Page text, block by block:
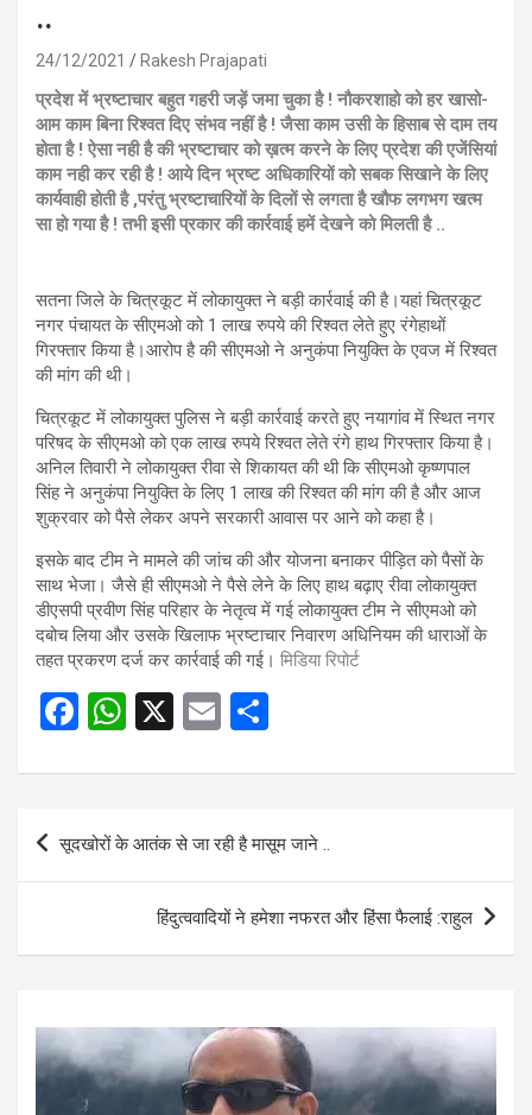
..
24/12/2021 Rakesh Prajapati
प्रदेश में भ्रष्टाचार बहुत गहरी जड़ें जमा चुका है ! नौकरशाहो को हर खासो-
आम काम बिना रिश्वत दिए संभव नहीं है ! जैसा काम उसी के हिसाब से दाम तय
होता है ! ऐसा नही है की भ्रष्टाचार को ख़त्म करने के लिए प्रदेश की एजेंसियां
काम नही कर रही है ! आये दिन भ्रष्ट अधिकारियों को सबक सिखाने के लिए
कार्यवाही होती है ,परंतु भ्रष्टाचारियों के दिलों से लगता है खौफ लगभग खत्म
सा हो गया है ! तभी इसी प्रकार की कार्रवाई हमें देखने को मिलती है ..
सतना जिले के चित्रकूट में लोकायुक्त ने बड़ी कार्रवाई की है।यहां चित्रकूट
नगर पंचायत के सीएमओ को 1 लाख रुपये की रिश्वत लेते हुए रंगेहाथों
गिरफ्तार किया है।आरोप है की सीएमओ ने अनुकंपा नियुक्ति के एवज में रिश्वत
की मांग की थी।
चित्रकूट में लोकायुक्त पुलिस ने बड़ी कार्रवाई करते हुए नयागांव में स्थित नगर
परिषद के सीएमओ को एक लाख रुपये रिश्वत लेते रंगे हाथ गिरफ्तार किया है।
अनिल तिवारी ने लोकायुक्त रीवा से शिकायत की थी कि सीएमओ कृष्णपाल
सिंह ने अनुकंपा नियुक्ति के लिए 1 लाख की रिश्वत की मांग की है और आज
शुक्रवार को पैसे लेकर अपने सरकारी आवास पर आने को कहा है।
इसके बाद टीम ने मामले की जांच की और योजना बनाकर पीड़ित को पैसों के
साथ भेजा। जैसे ही सीएमओ ने पैसे लेने के लिए हाथ बढ़ाए रीवा लोकायुक्त
डीएसपी प्रवीण सिंह परिहार के नेतृत्व में गई लोकायुक्त टीम ने सीएमओ को
दबोच लिया और उसके खिलाफ भ्रष्टाचार निवारण अधिनियम की धाराओं के
तहत प्रकरण दर्ज कर कार्रवाई की गई। मिडिया रिपोर्ट
F
ce
b
o
W
at
A
X
E
ail ar
Post
navigation
सूदखोरों के आतंक से जा रही है मासूम जाने ..
हिंदुत्ववादियों ने हमेशा नफरत और हिंसा फैलाई :राहुल